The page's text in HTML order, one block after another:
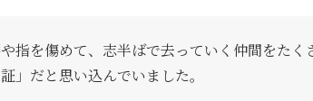
指を傷めて、志半ばで去っていく仲間をた
」だと思い込んでいました。